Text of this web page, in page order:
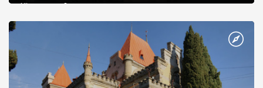
Ніжин греки?